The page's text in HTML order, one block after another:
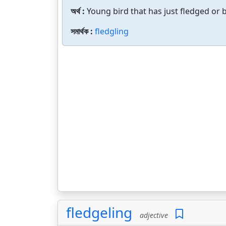
অর্থ : Young bird that has just fledged or
সমার্থক : fledgling
fledgeling adjective